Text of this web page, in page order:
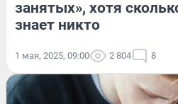
занятых», хотя
знает никто
1 мая, 2025, 09:00 2 804 8